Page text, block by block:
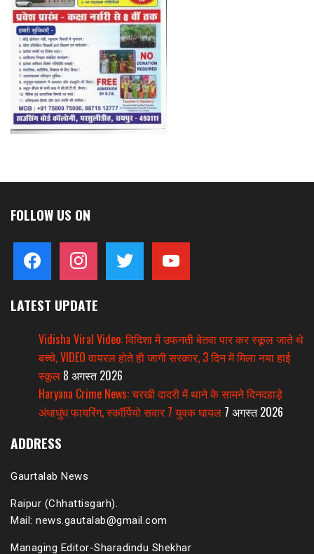
FOLLOW US ON
facebook instagram twitter youtube
LATEST UPDATE
Vidisha Viral Video: विदिशा में उफनती बेतवा पार कर स्कूल जाते थे
बच्चे, VIDEO वायरल होते ही जागी सरकार, 3 दिन में मिला नया हाई
स्कूल 8 अगस्त 2026
Haryana Crime News: चरखी दादरी में थाने के सामने दिनदहाड़े
अंधाधुंध फायरिंग, स्कॉर्पियो सवार 7 युवक घायल 7 अगस्त 2026
ADDRESS
Gaurtalab News
Raipur (Chhattisgarh).
Mail: news.gautalab@gmail.com
Managing Editor-Sharadindu Shekhar